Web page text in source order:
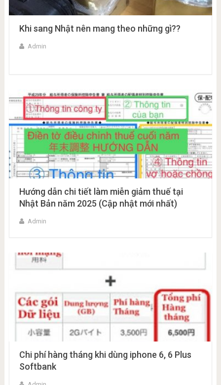
Khi sang Nhật nên mang theo những gì??
Admin
Hướng dẫn chi tiết làm miễn giảm thuế tại
Nhật Bản năm 2025 (Cập nhật mới nhất)
Admin
Chi phí hàng tháng khi dùng iphone 6, 6 Plus
Softbank